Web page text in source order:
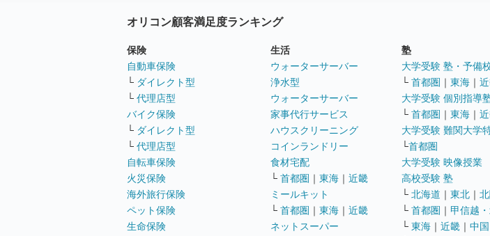
オリコン顧客満足度ランキング
保険
自動車保険
└ ダイレクト型
└ 代理店型
バイク保険
└ ダイレクト型
└ 代理店型
自転車保険
火災保険
海外旅行保険
ペット保険
生命保険
生活
ウォーターサーバー
浄水型
ウォーターサーバー
家事代行サービス
ハウスクリーニング
コインランドリー
食材宅配
└ 首都圏 ｜ 東海 ｜ 近畿
ミールキット
└ 首都圏 ｜ 東海 ｜ 近畿
ネットスーパー
塾
大学受験 塾・予備
└ 首都圏 ｜ 東海 ｜
大学受験 個別指導
└ 首都圏 ｜ 東海 ｜
大学受験 難関大学
└首都圏
大学受験 映像授業
高校受験 塾
└ 北海道 ｜ 東北 ｜
└ 首都圏 ｜ 甲信越
└ 東海 ｜ 近畿 ｜ 中